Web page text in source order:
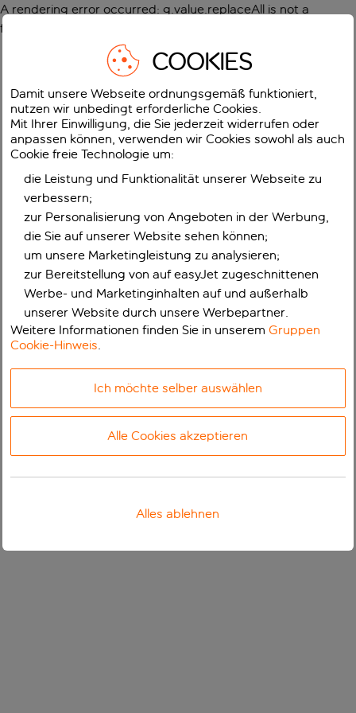
A rendering error occurred: g.value.replaceAll is not a
function
COOKIES
Damit unsere Webseite ordnungsgemäß funktioniert,
nutzen wir unbedingt erforderliche Cookies.
Mit Ihrer Einwilligung, die Sie jederzeit widerrufen oder
anpassen können, verwenden wir Cookies sowohl als auch
Cookie freie Technologie um:
die Leistung und Funktionalität unserer Webseite zu
verbessern;
zur Personalisierung von Angeboten in der Werbung,
die Sie auf unserer Website sehen können;
um unsere Marketingleistung zu analysieren;
zur Bereitstellung von auf easyJet zugeschnittenen
Werbe- und Marketinginhalten auf und außerhalb
unserer Website durch unsere Werbepartner.
Weitere Informationen finden Sie in unseremGruppen
Cookie-Hinweis.
Ich möchte selber auswählen
Alle Cookies akzeptieren
Alles ablehnen